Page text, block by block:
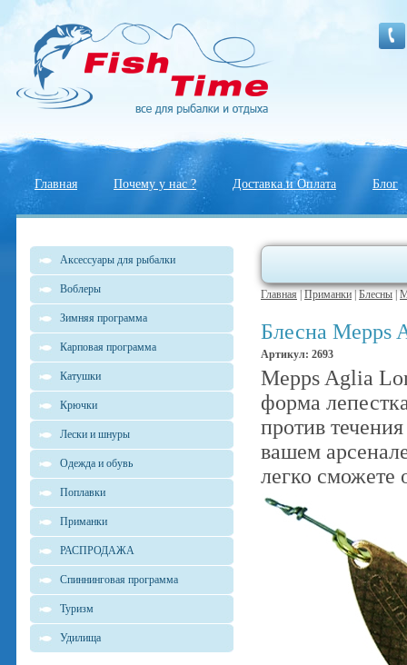
Главная Почему у нас ? Доставка и Оплата Блог
Аксессуары для рыбалки
Воблеры
Зимняя программа
Карповая программа
Катушки
Крючки
Лески и шнуры
Одежда и обувь
Поплавки
Приманки
РАСПРОДАЖА
Спиннинговая программа
Туризм
Удилища
Главная Приманки Блесны
Блесна Mepps
Артикул: 2693
Mepps Aglia
форма
против
вашем
легко сможете